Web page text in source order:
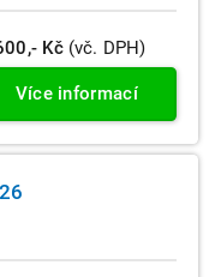
Kč (vč. DPH)
Více informací